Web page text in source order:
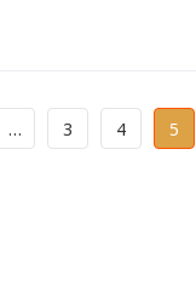
… 3 4 5